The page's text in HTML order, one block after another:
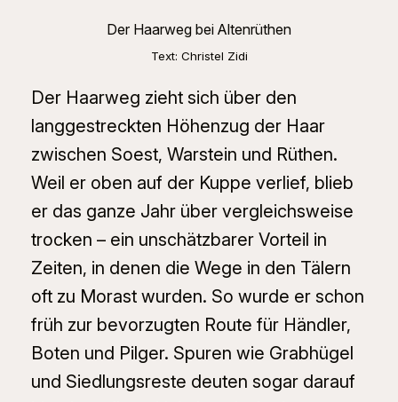
Der Haarweg bei Altenrüthen
Text: Christel Zidi
Der Haarweg zieht sich über den
langgestreckten Höhenzug der Haar
zwischen Soest, Warstein und Rüthen.
Weil er oben auf der Kuppe verlief, blieb
er das ganze Jahr über vergleichsweise
trocken – ein unschätzbarer Vorteil in
Zeiten, in denen die Wege in den Tälern
oft zu Morast wurden. So wurde er schon
früh zur bevorzugten Route für Händler,
Boten und Pilger. Spuren wie Grabhügel
und Siedlungsreste deuten sogar darauf